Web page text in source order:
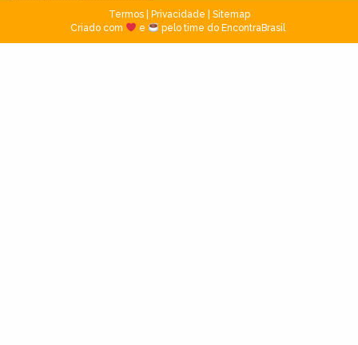
Termos| Privacidade
Sitemap
Criado com
e pelo time do EncontraBrasil